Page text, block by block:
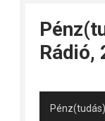
Rádió,